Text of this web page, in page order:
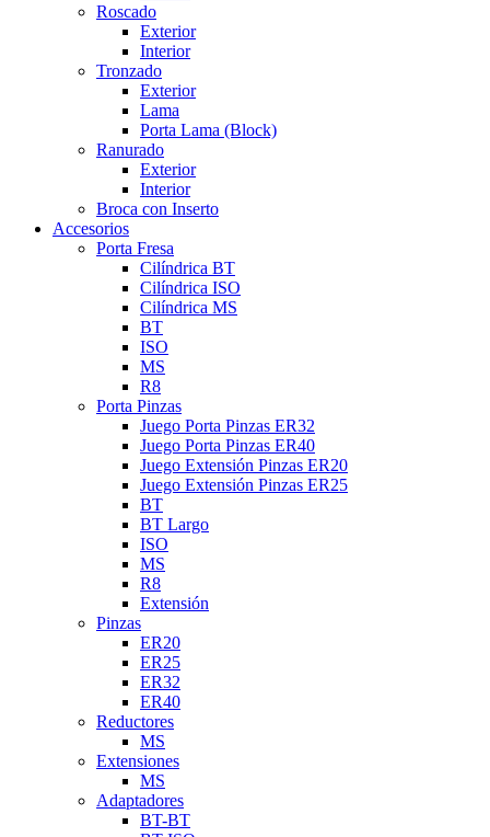
Roscado
Exterior
Interior
Tronzado
Exterior
Lama
Porta Lama (Block)
Ranurado
Exterior
Interior
Broca con Inserto
Accesorios
Porta Fresa
Cilíndrica BT
Cilíndrica ISO
Cilíndrica MS
BT
ISO
MS
R8
Porta Pinzas
Juego Porta Pinzas ER32
Juego Porta Pinzas ER40
Juego Extensión Pinzas ER20
Juego Extensión Pinzas ER25
BT
BT Largo
ISO
MS
R8
Extensión
Pinzas
ER20
ER25
ER32
ER40
Reductores
MS
Extensiones
MS
Adaptadores
BT-BT